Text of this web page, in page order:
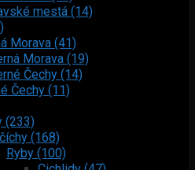
mestá (14)
Morava (41)
Morava (19)
Čechy (14)
Čechy (11)
(233)
(168)
Ryby (100)